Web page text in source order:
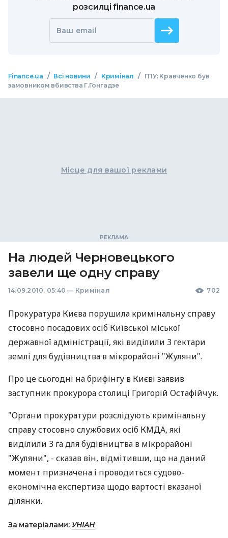
розсилці finance.ua
Ваш email
Finance.ua / Всі новини / Кримінал /
ГПУ: Кравченко був
замовником вбивства Г.Гонгадзе
Місце для вашої реклами
На людей Черновецького
завели ще одну справу
14.09.2010, 05:40 — Кримінал 702
Прокуратура Києва порушила кримінальну справу
стосовно посадових осіб Київської міської
державної адміністрації, які виділили 3 гектари
землі для будівництва в мікрорайоні "Жуляни".
Про це сьогодні на брифінгу в Києві заявив
заступник прокурора столиці Григорій Остафійчук.
"Органи прокуратури розслідують кримінальну
справу стосовно службових осіб КМДА, які
виділили 3 га для будівництва в мікрорайоні
"Жуляни", - сказав він, відмітивши, що на даний
момент призначена і проводиться судово-
економічна експертиза щодо вартості вказаної
ділянки.
За матеріалами: УНІАН